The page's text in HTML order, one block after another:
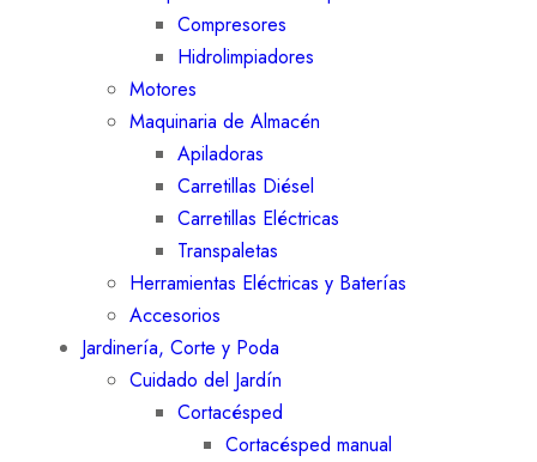
Compresores
Hidrolimpiadores
Motores
Maquinaria de Almacén
Apiladoras
Carretillas Diésel
Carretillas Eléctricas
Transpaletas
Herramientas Eléctricas y Baterías
Accesorios
Jardinería, Corte y Poda
Cuidado del Jardín
Cortacésped
Cortacésped manual